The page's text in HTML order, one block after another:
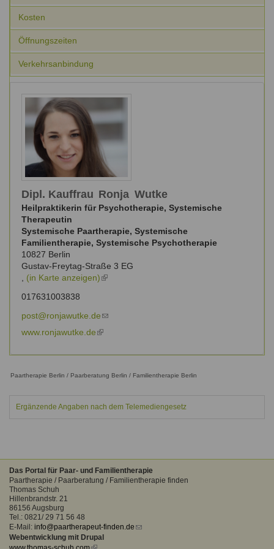
Qualitätssicherung
Qualität unserer Therapeuten
Familienthemen
Veranstaltungen
Seminare und Kurse
Fortbildungen
Ausbildungsinstitute
Information über Qualifikation
Liste der Fachverbände
Benutzername*
Passwort
vergessen?
Sitemap
Links
Formular zur Registrierung
Kosten
Öffnungszeiten
Verkehrsanbindung
Dipl. Kauffrau Ronja Wutke
Heilpraktikerin für Psychotherapie, Systemische
Therapeutin
Systemische Paartherapie, Systemische
Familientherapie, Systemische Psychotherapie
10827 Berlin
Gustav-Freytag-Straße 3 EG
(in Karte anzeigen)(link
017631003838
post@ronjawutke.de(link
sends
www.ronjawutke.de(link
external)
Paartherapie Berlin / Paarberatung Berlin / Familientherapie Berlin
Ergänzende Angaben nach dem Telemediengesetz
Das Portal für Paar- und Familientherapie
Paartherapie / Paarberatung / Familientherapie finden
Thomas Schuh
Hillenbrandstr. 21
86156 Augsburg
Tel.: 0821/ 29 71 56 48
E-Mail: info@paartherapeut-finden.de (link
Webentwicklung mit Drupal